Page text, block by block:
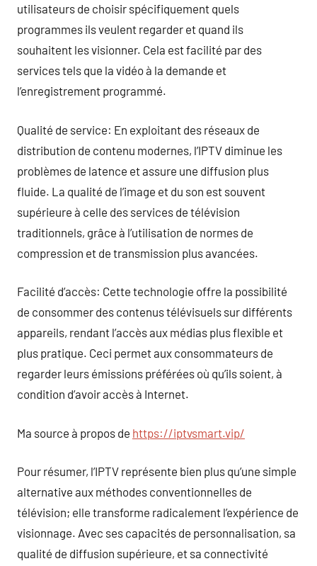
utilisateurs de choisir spécifiquement quels
programmes ils veulent regarder et quand ils
souhaitent les visionner. Cela est facilité par des
services tels que la vidéo à la demande et
l’enregistrement programmé.
Qualité de service: En exploitant des réseaux de
distribution de contenu modernes, l’IPTV diminue les
problèmes de latence et assure une diffusion plus
fluide. La qualité de l’image et du son est souvent
supérieure à celle des services de télévision
traditionnels, grâce à l’utilisation de normes de
compression et de transmission plus avancées.
Facilité d’accès: Cette technologie offre la possibilité
de consommer des contenus télévisuels sur différents
appareils, rendant l’accès aux médias plus flexible et
plus pratique. Ceci permet aux consommateurs de
regarder leurs émissions préférées où qu’ils soient, à
condition d’avoir accès à Internet.
Ma source à propos de https://iptvsmart.vip/
Pour résumer, l’IPTV représente bien plus qu’une simple
alternative aux méthodes conventionnelles de
télévision; elle transforme radicalement l’expérience de
visionnage. Avec ses capacités de personnalisation, sa
qualité de diffusion supérieure, et sa connectivité